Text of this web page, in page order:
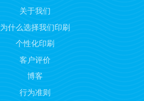
关于我们
为什么选择我们印刷
个性化印刷
客户评价
博客
行为准则